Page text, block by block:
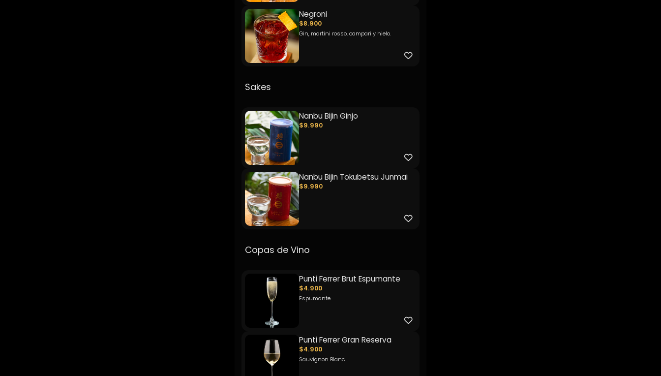
Negroni
$8.900
Gin, martini rosso, campari y hielo.
Sakes
Nanbu Bijin Ginjo
$9.990
Nanbu Bijin Tokubetsu Junmai
$9.990
Copas de Vino
Punti Ferrer Brut Espumante
$4.900
Espumante
Punti Ferrer Gran Reserva
$4.900
Sauvignon Blanc